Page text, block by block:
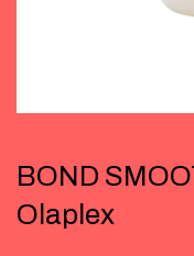
BOND
Olaplex